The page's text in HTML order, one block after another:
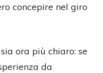
concepire nel giro
ora più chiaro: se
da